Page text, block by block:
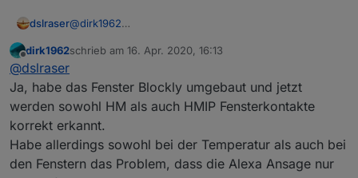
dslraser@dirk1962
Offline
dirk1962schrieb am 16. Apr. 2020, 16:13
zuletzt editiert von
@dslraser
Ja, habe das Fenster Blockly umgebaut und jetzt
werden sowohl HM als auch HMIP Fensterkontakte
korrekt erkannt.
Habe allerdings sowohl bei der Temperatur als auch bei
den Fenstern das Problem, dass die Alexa Ansage nur